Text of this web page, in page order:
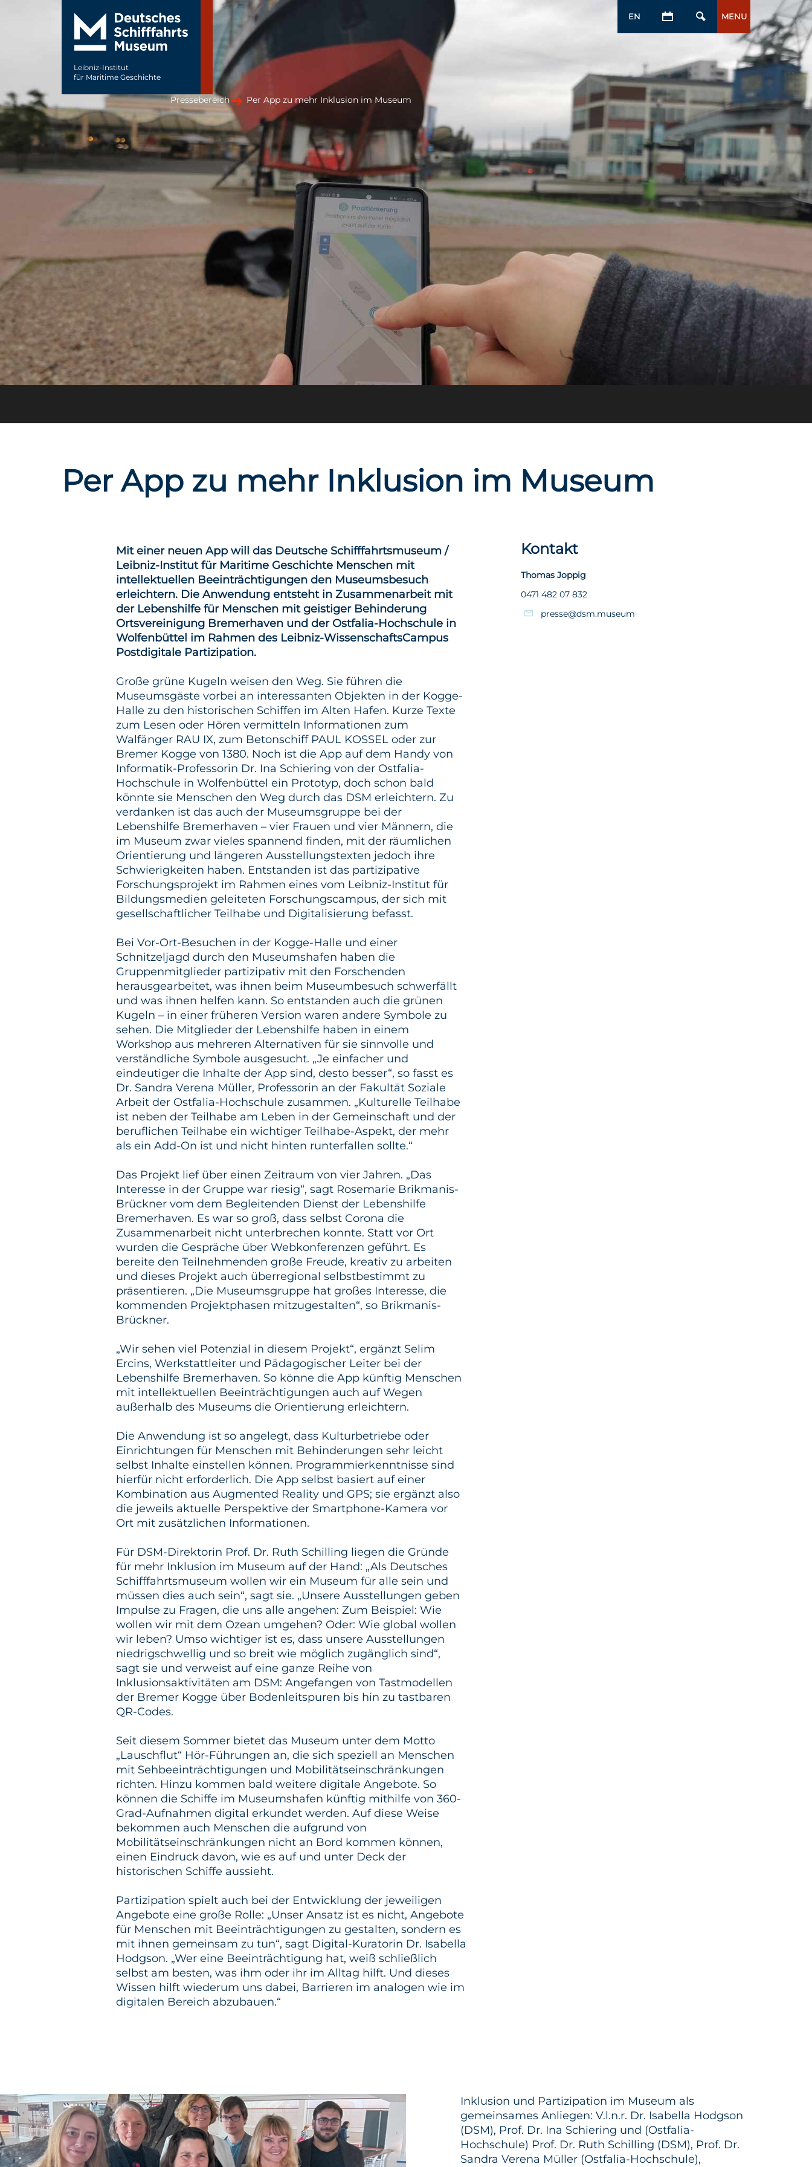
Leibniz-Institut
für Maritime Geschichte
EN MENU
Pressebereich Per App zu mehr Inklusion im Museum
Per App zu mehr Inklusion im Museum
Mit einer neuen App will das Deutsche Schifffahrtsmuseum /
Leibniz-Institut für Maritime Geschichte Menschen mit
intellektuellen Beeinträchtigungen den Museumsbesuch
erleichtern. Die Anwendung entsteht in Zusammenarbeit mit
der Lebenshilfe für Menschen mit geistiger Behinderung
Ortsvereinigung Bremerhaven und der Ostfalia-Hochschule in
Wolfenbüttel im Rahmen des Leibniz-WissenschaftsCampus
Postdigitale Partizipation.
Große grüne Kugeln weisen den Weg. Sie führen die
Museumsgäste vorbei an interessanten Objekten in der Kogge-
Halle zu den historischen Schiffen im Alten Hafen. Kurze Texte
zum Lesen oder Hören vermitteln Informationen zum
Walfänger RAU IX, zum Betonschiff PAUL KOSSEL oder zur
Bremer Kogge von 1380. Noch ist die App auf dem Handy von
Informatik-Professorin Dr. Ina Schiering von der Ostfalia-
Hochschule in Wolfenbüttel ein Prototyp, doch schon bald
könnte sie Menschen den Weg durch das DSM erleichtern. Zu
verdanken ist das auch der Museumsgruppe bei der
Lebenshilfe Bremerhaven – vier Frauen und vier Männern, die
im Museum zwar vieles spannend finden, mit der räumlichen
Orientierung und längeren Ausstellungstexten jedoch ihre
Schwierigkeiten haben. Entstanden ist das partizipative
Forschungsprojekt im Rahmen eines vom Leibniz-Institut für
Bildungsmedien geleiteten Forschungscampus, der sich mit
gesellschaftlicher Teilhabe und Digitalisierung befasst.
Bei Vor-Ort-Besuchen in der Kogge-Halle und einer
Schnitzeljagd durch den Museumshafen haben die
Gruppenmitglieder partizipativ mit den Forschenden
herausgearbeitet, was ihnen beim Museumbesuch schwerfällt
und was ihnen helfen kann. So entstanden auch die grünen
Kugeln – in einer früheren Version waren andere Symbole zu
sehen. Die Mitglieder der Lebenshilfe haben in einem
Workshop aus mehreren Alternativen für sie sinnvolle und
verständliche Symbole ausgesucht. „Je einfacher und
eindeutiger die Inhalte der App sind, desto besser“, so fasst es
Dr. Sandra Verena Müller, Professorin an der Fakultät Soziale
Arbeit der Ostfalia-Hochschule zusammen. „Kulturelle Teilhabe
ist neben der Teilhabe am Leben in der Gemeinschaft und der
beruflichen Teilhabe ein wichtiger Teilhabe-Aspekt, der mehr
als ein Add-On ist und nicht hinten runterfallen sollte.“
Das Projekt lief über einen Zeitraum von vier Jahren. „Das
Interesse in der Gruppe war riesig“, sagt Rosemarie Brikmanis-
Brückner vom dem Begleitenden Dienst der Lebenshilfe
Bremerhaven. Es war so groß, dass selbst Corona die
Zusammenarbeit nicht unterbrechen konnte. Statt vor Ort
wurden die Gespräche über Webkonferenzen geführt. Es
bereite den Teilnehmenden große Freude, kreativ zu arbeiten
und dieses Projekt auch überregional selbstbestimmt zu
präsentieren. „Die Museumsgruppe hat großes Interesse, die
kommenden Projektphasen mitzugestalten“, so Brikmanis-
Brückner.
„Wir sehen viel Potenzial in diesem Projekt“, ergänzt Selim
Ercins, Werkstattleiter und Pädagogischer Leiter bei der
Lebenshilfe Bremerhaven. So könne die App künftig Menschen
mit intellektuellen Beeinträchtigungen auch auf Wegen
außerhalb des Museums die Orientierung erleichtern.
Die Anwendung ist so angelegt, dass Kulturbetriebe oder
Einrichtungen für Menschen mit Behinderungen sehr leicht
selbst Inhalte einstellen können. Programmierkenntnisse sind
hierfür nicht erforderlich. Die App selbst basiert auf einer
Kombination aus Augmented Reality und GPS; sie ergänzt also
die jeweils aktuelle Perspektive der Smartphone-Kamera vor
Ort mit zusätzlichen Informationen.
Für DSM-Direktorin Prof. Dr. Ruth Schilling liegen die Gründe
für mehr Inklusion im Museum auf der Hand: „Als Deutsches
Schifffahrtsmuseum wollen wir ein Museum für alle sein und
müssen dies auch sein“, sagt sie. „Unsere Ausstellungen geben
Impulse zu Fragen, die uns alle angehen: Zum Beispiel: Wie
wollen wir mit dem Ozean umgehen? Oder: Wie global wollen
wir leben? Umso wichtiger ist es, dass unsere Ausstellungen
niedrigschwellig und so breit wie möglich zugänglich sind“,
sagt sie und verweist auf eine ganze Reihe von
Inklusionsaktivitäten am DSM: Angefangen von Tastmodellen
der Bremer Kogge über Bodenleitspuren bis hin zu tastbaren
QR-Codes.
Seit diesem Sommer bietet das Museum unter dem Motto
„Lauschflut“ Hör-Führungen an, die sich speziell an Menschen
mit Sehbeeinträchtigungen und Mobilitätseinschränkungen
richten. Hinzu kommen bald weitere digitale Angebote. So
können die Schiffe im Museumshafen künftig mithilfe von 360-
Grad-Aufnahmen digital erkundet werden. Auf diese Weise
bekommen auch Menschen die aufgrund von
Mobilitätseinschränkungen nicht an Bord kommen können,
einen Eindruck davon, wie es auf und unter Deck der
historischen Schiffe aussieht.
Partizipation spielt auch bei der Entwicklung der jeweiligen
Angebote eine große Rolle: „Unser Ansatz ist es nicht, Angebote
für Menschen mit Beeinträchtigungen zu gestalten, sondern es
mit ihnen gemeinsam zu tun“, sagt Digital-Kuratorin Dr. Isabella
Hodgson. „Wer eine Beeinträchtigung hat, weiß schließlich
selbst am besten, was ihm oder ihr im Alltag hilft. Und dieses
Wissen hilft wiederum uns dabei, Barrieren im analogen wie im
digitalen Bereich abzubauen.“
Kontakt
Thomas Joppig
0471 482 07 832
presse@dsm.museum
Inklusion und Partizipation im Museum als
gemeinsames Anliegen: V.l.n.r. Dr. Isabella Hodgson
(DSM), Prof. Dr. Ina Schiering und (Ostfalia-
Hochschule) Prof. Dr. Ruth Schilling (DSM), Prof. Dr.
Sandra Verena Müller (Ostfalia-Hochschule),